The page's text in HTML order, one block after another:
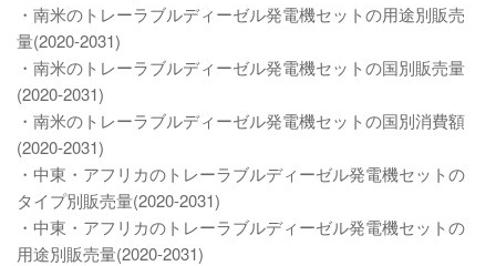
・南米のトレーラブルディーゼル発電機セットの用途別販売
量(2020-2031)
・南米のトレーラブルディーゼル発電機セットの国別販売量
(2020-2031)
・南米のトレーラブルディーゼル発電機セットの国別消費額
(2020-2031)
・中東・アフリカのトレーラブルディーゼル発電機セットの
タイプ別販売量(2020-2031)
・中東・アフリカのトレーラブルディーゼル発電機セットの
用途別販売量(2020-2031)